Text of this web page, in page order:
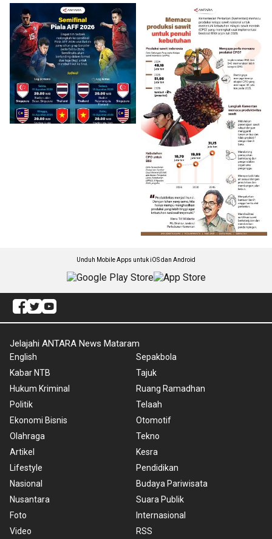
Unduh Mobile Apps untuk iOS dan Android
Jelajahi ANTARA News Mataram
English
Kabar NTB
Hukum Kriminal
Politik
Ekonomi Bisnis
Olahraga
Artikel
Lifestyle
Nasional
Nusantara
Foto
Video
Sepakbola
Tajuk
Ruang Ramadhan
Telaah
Otomotif
Tekno
Kesra
Pendidikan
Budaya Pariwisata
Suara Publik
Internasional
RSS